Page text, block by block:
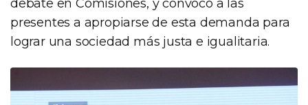
debate en Comisiones, y convocó a las
presentes a apropiarse de esta demanda para
lograr una sociedad más justa e igualitaria.